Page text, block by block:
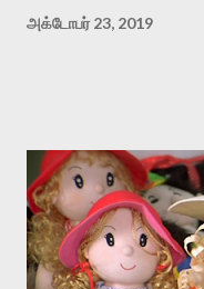
அக்டோபர் 23, 2019